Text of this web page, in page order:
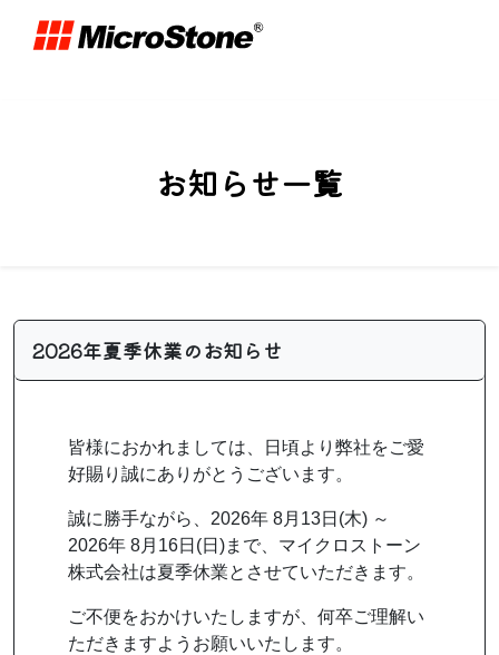
お知らせ一覧
2026年夏季休業のお知らせ
皆様におかれましては、日頃より弊社をご愛
好賜り誠にありがとうございます。
誠に勝手ながら、2026年 8月13日(木) ～
2026年 8月16日(日)まで、マイクロストーン
株式会社は夏季休業とさせていただきます。
ご不便をおかけいたしますが、何卒ご理解い
ただきますようお願いいたします。